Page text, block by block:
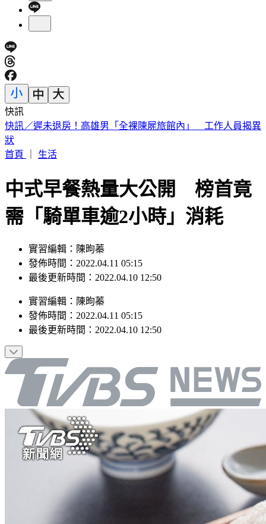
快訊
牙醫張元瀚過世！愛貓「病情突惡化」走了 妻慟：牠的難過
不比我們少
首頁
生活
中式早餐熱量大公開 榜首竟
需「騎單車逾2小時」消耗
實習編輯：陳昫蓁
發佈時間：2022.04.11 05:15
最後更新時間：2022.04.10 12:50
實習編輯 ： 陳昫蓁
發佈時間： 2022.04.11 05:15
最後更新時間： 2022.04.10 12:50